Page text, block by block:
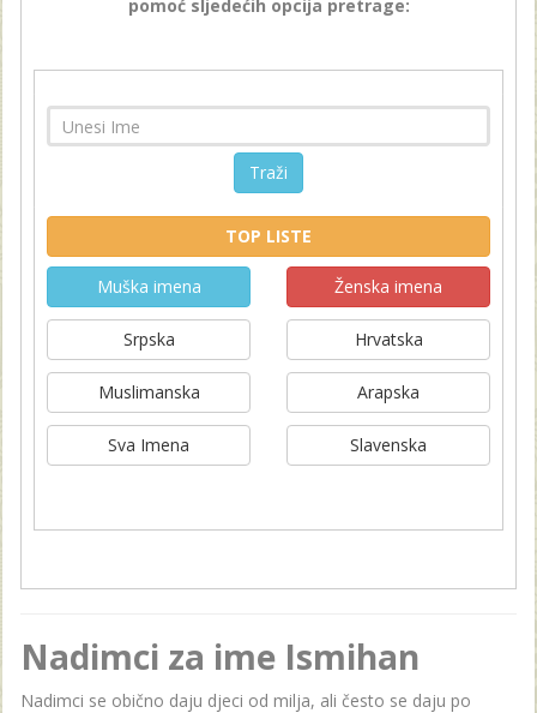
pomoć sljedećih opcija pretrage:
Traži
TOP LISTE
Muška imena Ženska imena
Srpska Hrvatska
Muslimanska Arapska
Sva Imena Slavenska
Nadimci za ime Ismihan
Nadimci se obično daju djeci od milja, ali često se daju po